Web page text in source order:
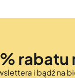
rabatu
i bądź na